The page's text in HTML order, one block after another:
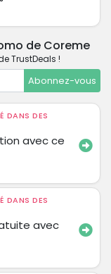
de Coreme
TrustDeals !
Abonnez-vous
DANS DES
avec ce
DANS DES
avec